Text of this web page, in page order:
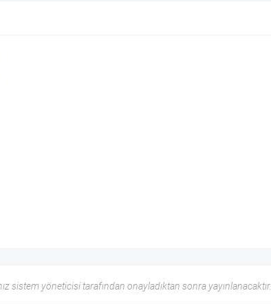
sistem yöneticisi tarafından onayladıktan sonra yayınlanacaktır.